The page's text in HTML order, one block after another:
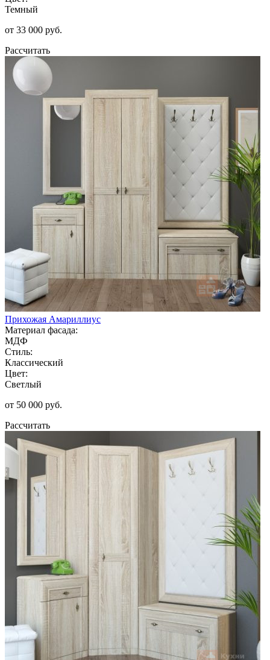
Темный
от 33 000 руб.
Рассчитать
Прихожая Амариллиус
Материал фасада:
МДФ
Стиль:
Классический
Цвет:
Светлый
от 50 000 руб.
Рассчитать